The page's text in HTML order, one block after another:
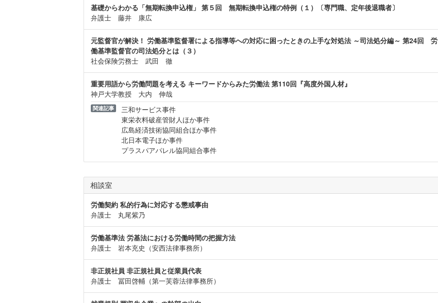
基礎からわかる「無期転換申込権」 第５回 無期転換申込権の特例（１）〔専門職、定年後退職者〕
弁護士 藤井 康広
元監督官が解決！ 労働基準監督署による指導等への対応に困ったときの上手な対処法 ～司法処分編～ 第24回 労
働基準監督官の司法処分とは（３）
社会保険労務士 武田 徹
重要用語から労働問題を考える キーワードからみた労働法 第110回『高度外国人材』
神戸大学教授 大内 伸哉
関連記事
三和サービス事件
東栄衣料破産管財人ほか事件
広島経済技術協同組合ほか事件
北日本電子ほか事件
プラスパアパレル協同組合事件
相談室
労働契約 私的行為に対応する懲戒事由
弁護士 丸尾紫乃
労働基準法 労基法における労働時間の把握方法
弁護士 岩本充史（安西法律事務所）
非正規社員 非正規社員と従業員代表
弁護士 冨田啓輔（第一芙蓉法律事務所）